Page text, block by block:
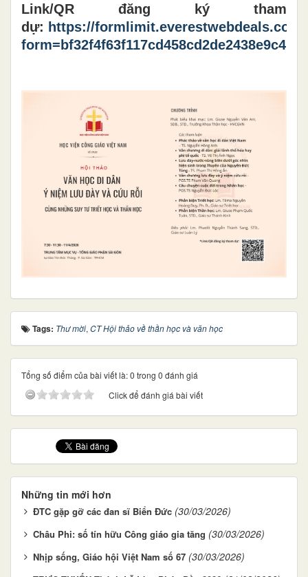
Link/QR đăng ký tham
dự: https://formlimit.everestwebdeals.co/?
form=bf32f4f63f117cd458cd2de2438e9c4b
Tags: Thư mời, CT Hội thảo về thần học và văn học
Tổng số điểm của bài viết là: 0 trong 0 đánh giá
Click để đánh giá bài viết
Những tin mới hơn
ĐTC gặp gỡ các đan sĩ Biển Đức (30/03/2026)
Châu Phi: số tín hữu Công giáo gia tăng (30/03/2026)
Nhịp sống, Giáo hội Việt Nam số 67 (30/03/2026)